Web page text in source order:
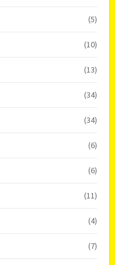
(5)
(10)
(13)
(34)
(34)
(6)
(6)
(11)
(4)
(7)